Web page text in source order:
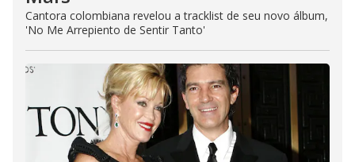
Cantora colombiana revelou a ​tracklist de seu novo álbum,
'No Me Arrepiento de Sentir Tanto'